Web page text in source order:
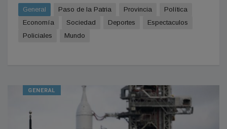
General Paso de la Patria Provincia
Política
Economía
Sociedad Deportes
Espectaculos
Policiales
Mundo
GENERAL